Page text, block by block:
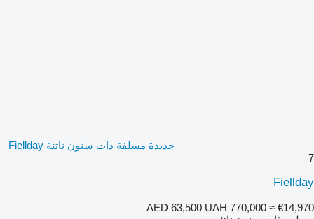
جديدة مسلفة ذات سنون ناتئة Fiellday
7
Fiellday
AED 63,500 UAH 770,000 ≈ €14,970